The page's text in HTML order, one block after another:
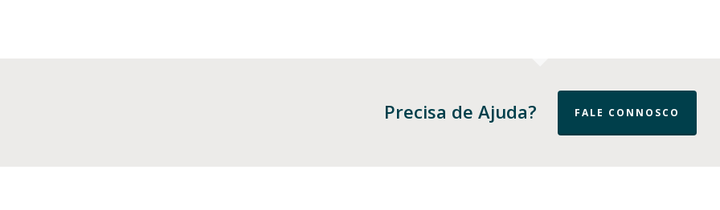
Precisa de Ajuda? FALE CONNOSCO